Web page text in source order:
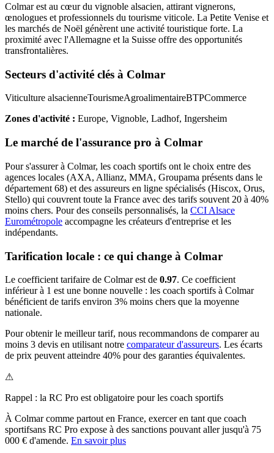
Colmar est au cœur du vignoble alsacien, attirant vignerons,
œnologues et professionnels du tourisme viticole. La Petite Venise et
les marchés de Noël génèrent une activité touristique forte. La
proximité avec l'Allemagne et la Suisse offre des opportunités
transfrontalières.
Secteurs d'activité clés à Colmar
Viticulture alsacienneTourismeAgroalimentaireBTPCommerce
Zones d'activité : Europe, Vignoble, Ladhof, Ingersheim
Le marché de l'assurance pro à Colmar
Pour s'assurer à Colmar, les coach sportifs ont le choix entre des
agences locales (AXA, Allianz, MMA, Groupama présents dans le
département 68) et des assureurs en ligne spécialisés (Hiscox, Orus,
Stello) qui couvrent toute la France avec des tarifs souvent 20 à 40%
moins chers. Pour des conseils personnalisés, la CCI Alsace
Eurométropole accompagne les créateurs d'entreprise et les
indépendants.
Tarification locale : ce qui change à Colmar
Le coefficient tarifaire de Colmarest de 0.97. Ce coefficient
inférieur à 1 est une bonne nouvelle : les coach sportifs à Colmar
bénéficient de tarifs environ 3% moins chers que la moyenne
nationale.
Pour obtenir le meilleur tarif, nous recommandons de comparer au
moins 3 devis en utilisant notre comparateur d'assureurs. Les écarts
de prix peuvent atteindre 40% pour des garanties équivalentes.
⚠
Rappel : la RC Pro est obligatoire pour les coach sportifs
À Colmarcomme partout en France, exercer en tant que coach
sportifsans RC Pro expose à des sanctions pouvant aller jusqu'à 75
000 € d'amende. En savoir plus